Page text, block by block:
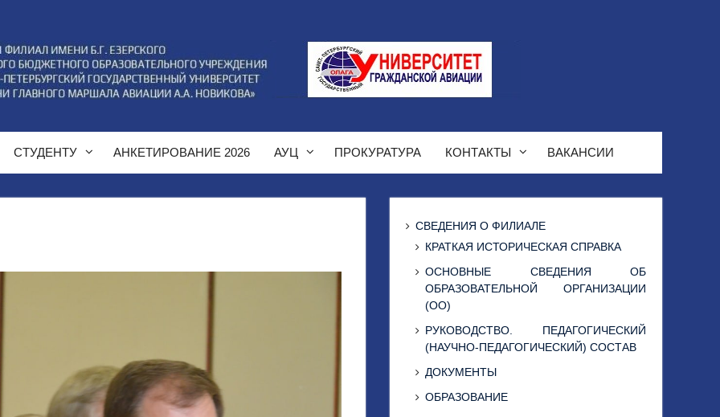
СТУДЕНТУ АНКЕТИРОВАНИЕ 2026 АУЦ ПРОКУРАТУРА КОНТАКТЫ ВАКАНСИИ
СВЕДЕНИЯ О ФИЛИАЛЕ
КРАТКАЯ ИСТОРИЧЕСКАЯ СПРАВКА
ОСНОВНЫЕ СВЕДЕНИЯ ОБ
ОБРАЗОВАТЕЛЬНОЙ ОРГАНИЗАЦИИ
(ОО)
РУКОВОДСТВО. ПЕДАГОГИЧЕСКИЙ
(НАУЧНО-ПЕДАГОГИЧЕСКИЙ) СОСТАВ
ДОКУМЕНТЫ
ОБРАЗОВАНИЕ